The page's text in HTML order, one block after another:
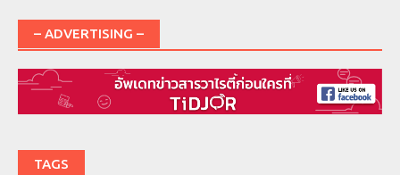
– ADVERTISING –
TAGS